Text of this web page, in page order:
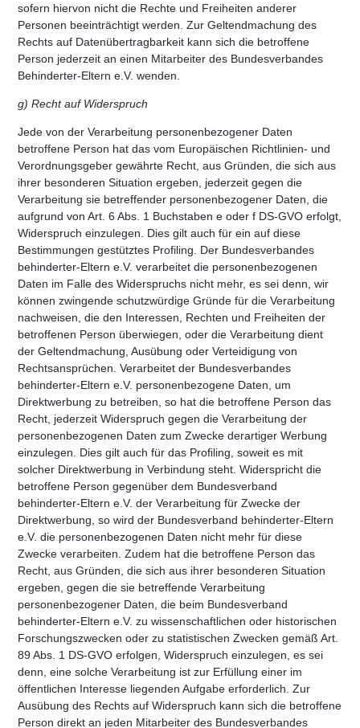
sofern hiervon nicht die Rechte und Freiheiten anderer
Personen beeinträchtigt werden. Zur Geltendmachung des
Rechts auf Datenübertragbarkeit kann sich die betroffene
Person jederzeit an einen Mitarbeiter des Bundesverbandes
Behinderter-Eltern e.V. wenden.
g) Recht auf Widerspruch
Jede von der Verarbeitung personenbezogener Daten
betroffene Person hat das vom Europäischen Richtlinien- und
Verordnungsgeber gewährte Recht, aus Gründen, die sich aus
ihrer besonderen Situation ergeben, jederzeit gegen die
Verarbeitung sie betreffender personenbezogener Daten, die
aufgrund von Art. 6 Abs. 1 Buchstaben e oder f DS-GVO erfolgt,
Widerspruch einzulegen. Dies gilt auch für ein auf diese
Bestimmungen gestütztes Profiling. Der Bundesverbandes
behinderter-Eltern e.V. verarbeitet die personenbezogenen
Daten im Falle des Widerspruchs nicht mehr, es sei denn, wir
können zwingende schutzwürdige Gründe für die Verarbeitung
nachweisen, die den Interessen, Rechten und Freiheiten der
betroffenen Person überwiegen, oder die Verarbeitung dient
der Geltendmachung, Ausübung oder Verteidigung von
Rechtsansprüchen. Verarbeitet der Bundesverbandes
behinderter-Eltern e.V. personenbezogene Daten, um
Direktwerbung zu betreiben, so hat die betroffene Person das
Recht, jederzeit Widerspruch gegen die Verarbeitung der
personenbezogenen Daten zum Zwecke derartiger Werbung
einzulegen. Dies gilt auch für das Profiling, soweit es mit
solcher Direktwerbung in Verbindung steht. Widerspricht die
betroffene Person gegenüber dem Bundesverband
behinderter-Eltern e.V. der Verarbeitung für Zwecke der
Direktwerbung, so wird der Bundesverband behinderter-Eltern
e.V. die personenbezogenen Daten nicht mehr für diese
Zwecke verarbeiten. Zudem hat die betroffene Person das
Recht, aus Gründen, die sich aus ihrer besonderen Situation
ergeben, gegen die sie betreffende Verarbeitung
personenbezogener Daten, die beim Bundesverband
behinderter-Eltern e.V. zu wissenschaftlichen oder historischen
Forschungszwecken oder zu statistischen Zwecken gemäß Art.
89 Abs. 1 DS-GVO erfolgen, Widerspruch einzulegen, es sei
denn, eine solche Verarbeitung ist zur Erfüllung einer im
öffentlichen Interesse liegenden Aufgabe erforderlich. Zur
Ausübung des Rechts auf Widerspruch kann sich die betroffene
Person direkt an jeden Mitarbeiter des Bundesverbandes